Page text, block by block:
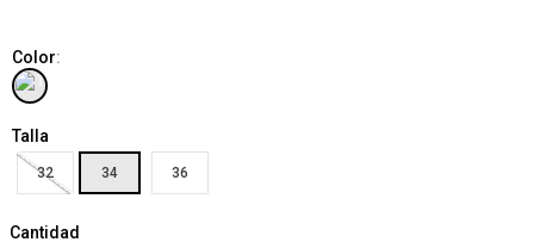
Color:
Talla
32 34 36
Cantidad